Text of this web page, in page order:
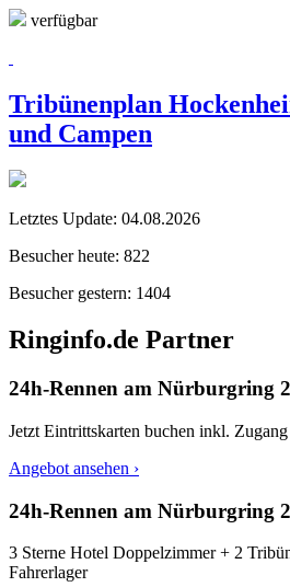
verfügbar
Tribünenplan
und Campen
Letztes Update: 04.08.2026
Besucher heute: 822
Besucher gestern: 1404
Ringinfo.de Partner
24h-Rennen am Nürburgring
Jetzt Eintrittskarten buchen inkl.
Angebot ansehen ›
24h-Rennen am Nürburgring
3 Sterne Hotel Doppelzimmer + 2
Fahrerlager